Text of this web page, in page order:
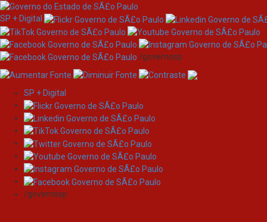
Skip
navigation
SP + Digital
/governosp
SP + Digital
/governosp
Search
Search: